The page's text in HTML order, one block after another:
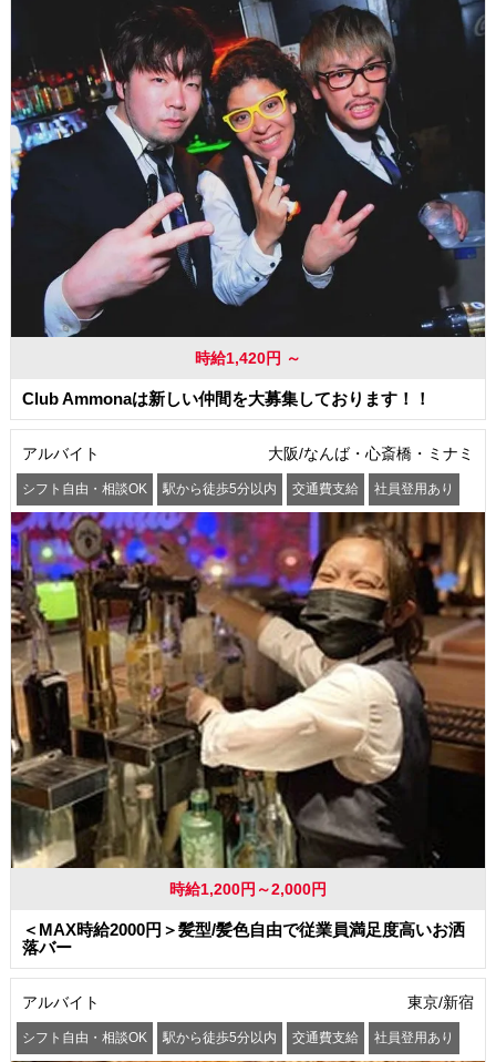
時給1,420円 ～
Club Ammonaは新しい仲間を大募集しております！！
アルバイト 大阪/なんば・心斎橋・ミナミ
シフト自由・相談OK 駅から徒歩5分以内 交通費支給 社員登用あり
時給1,200円～2,000円
＜MAX時給2000円＞髪型/髪色自由で従業員満足度高いお洒
落バー
アルバイト 東京/新宿
シフト自由・相談OK 駅から徒歩5分以内 交通費支給 社員登用あり